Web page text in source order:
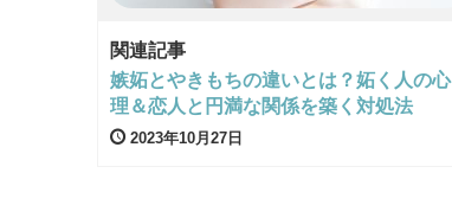
関連記事
嫉妬とやきもちの違いとは？妬く人の心
理＆恋人と円満な関係を築く対処法
2023年10月27日